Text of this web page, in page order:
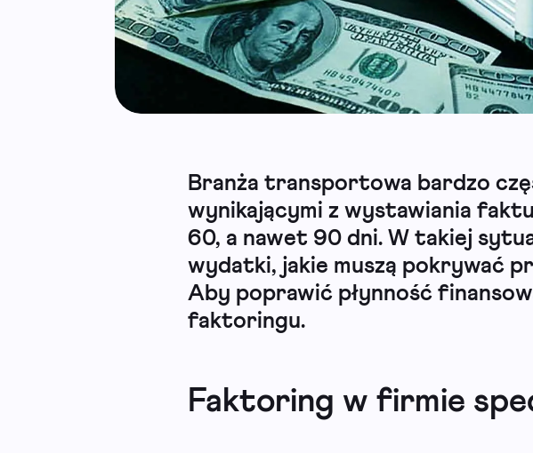
Branża transportowa bardzo
wynikającymi z wystawiania
60, a nawet 90 dni. W takiej
wydatki, jakie muszą pokrywać
Aby poprawić płynność
faktoringu.
Faktoring w firmie